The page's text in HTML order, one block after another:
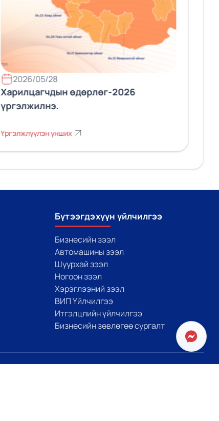
2026/05/28
Харилцагчдын өдөрлөг-2026
үргэлжилнэ.
Үргэлжлүүлэн унших
Бүтээгдэхүүн үйлчилгээ
Бизнесийн зээл
Автомашины зээл
Шуурхай зээл
Ногоон зээл
Хэрэглээний зээл
ВИП Үйлчилгээ
Итгэлцлийн үйлчилгээ
Бизнесийн зөвлөгөө сургалт